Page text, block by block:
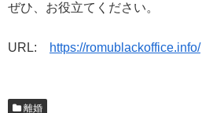
ぜひ、お役立てください。
URL: https://romublackoffice.info/
離婚